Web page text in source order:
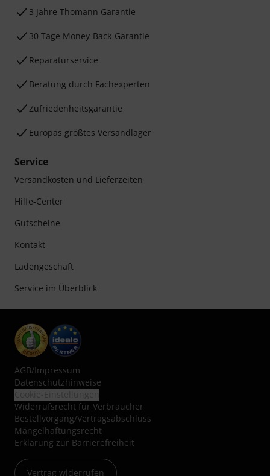
3 Jahre Thomann Garantie
30 Tage Money-Back-Garantie
Reparaturservice
Beratung durch Fachexperten
Zufriedenheitsgarantie
Europas größtes Versandlager
Service
Versandkosten und Lieferzeiten
Hilfe-Center
Gutscheine
Kontakt
Ladengeschäft
Service im Überblick
AGB/Impressum
Datenschutzhinweise
Widerrufsrecht für Verbraucher
Bestellvorgang/Vertragsabschluss
Mängelhaftungsrecht
Erklärung zur Barrierefreiheit
Vertrag widerrufen